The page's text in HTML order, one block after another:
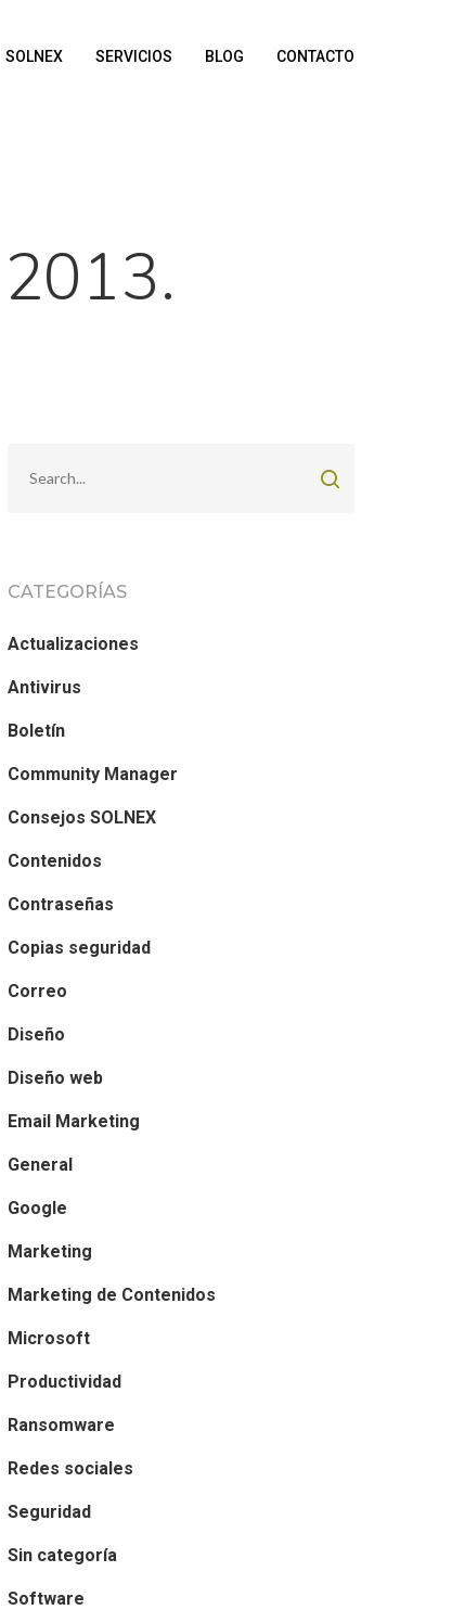
SOLNEX SERVICIOS BLOG CONTACTO
CATEGORÍAS
Actualizaciones
Antivirus
Boletín
Community Manager
Consejos SOLNEX
Contenidos
Contraseñas
Copias seguridad
Correo
Diseño
Diseño web
Email Marketing
General
Google
Marketing
Marketing de Contenidos
Microsoft
Productividad
Ransomware
Redes sociales
Seguridad
Sin categoría
Software